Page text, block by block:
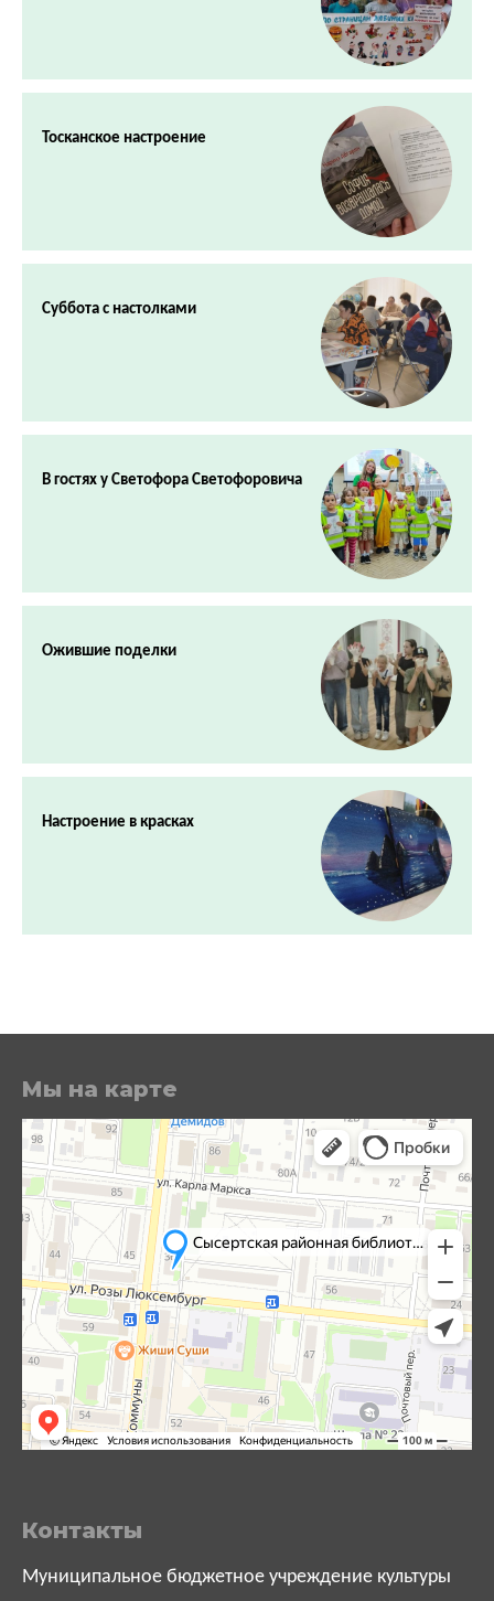
Тосканское настроение
Суббота с настолками
В гостях у Светофора Светофоровича
Ожившие поделки
Настроение в красках
Мы на карте
Контакты
Муниципальное бюджетное учреждение культуры